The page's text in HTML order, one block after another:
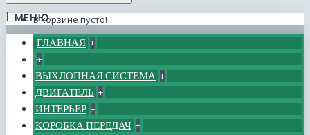
В корзине пусто!
МЕНЮ
ГЛАВНАЯ +
+
ВЫХЛОПНАЯ СИСТЕМА +
ДВИГАТЕЛЬ +
ИНТЕРЬЕР +
КОРОБКА ПЕРЕДАЧ +